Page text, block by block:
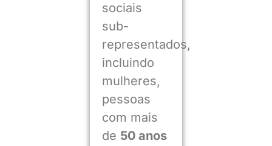
sociais
sub-
representados,
incluindo
mulheres,
pessoas
com mais
de 50 anos